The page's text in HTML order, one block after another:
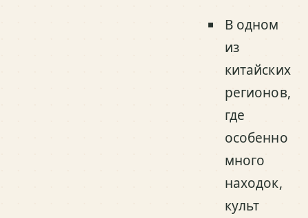
В одном
из
китайских
регионов,
где
особенно
много
находок,
культ